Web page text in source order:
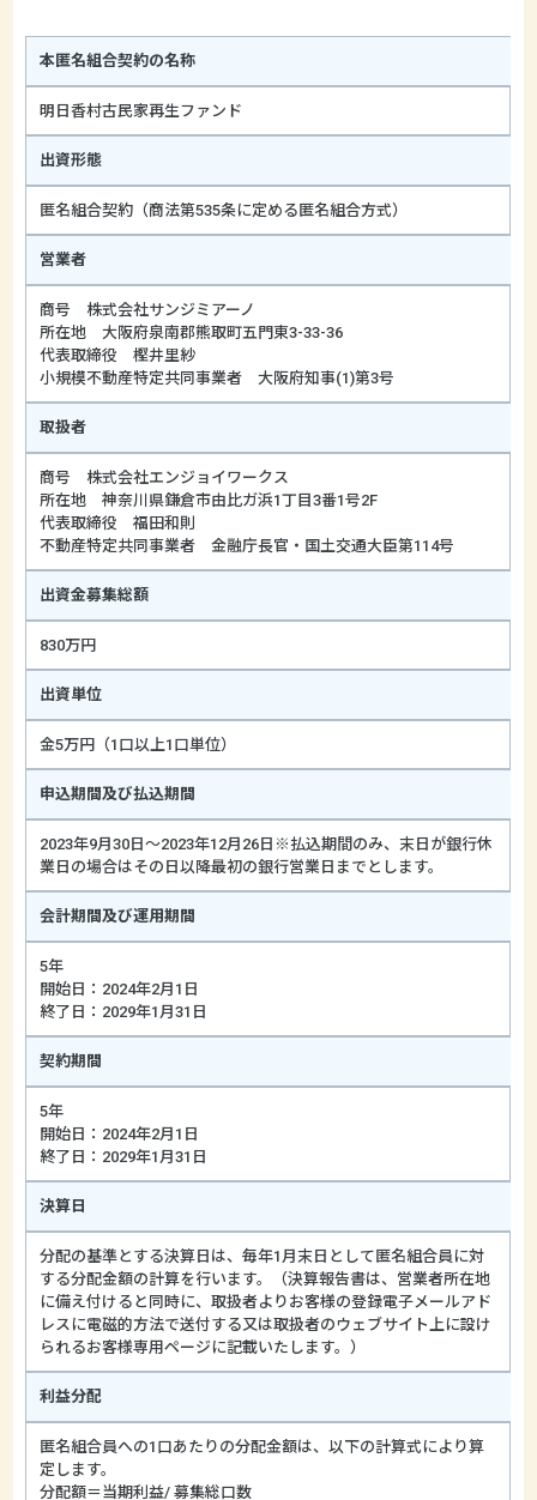
本匿名組合契約の名称
明日香村古民家再生ファンド
出資形態
匿名組合契約（商法第535条に定める匿名組合方式）
営業者
商号 株式会社サンジミアーノ
所在地 大阪府泉南郡熊取町五門東3-33-36
代表取締役 樫井里紗
小規模不動産特定共同事業者 大阪府知事(1)第3号
取扱者
商号 株式会社エンジョイワークス
所在地 神奈川県鎌倉市由比ガ浜1丁目3番1号2F
代表取締役 福田和則
不動産特定共同事業者 金融庁長官・国土交通大臣第114号
出資金募集総額
830万円
出資単位
金5万円（1口以上1口単位）
申込期間及び払込期間
2023年9月30日～2023年12月26日※払込期間のみ、末日が銀行休
業日の場合はその日以降最初の銀行営業日までとします。
会計期間及び運用期間
5年
開始日：2024年2月1日
終了日：2029年1月31日
契約期間
5年
開始日：2024年2月1日
終了日：2029年1月31日
決算日
分配の基準とする決算日は、毎年1月末日として匿名組合員に対
する分配金額の計算を行います。（決算報告書は、営業者所在地
に備え付けると同時に、取扱者よりお客様の登録電子メールアド
レスに電磁的方法で送付する又は取扱者のウェブサイト上に設け
られるお客様専用ページに記載いたします。）
利益分配
匿名組合員への1口あたりの分配金額は、以下の計算式により算
定します。
分配額＝当期利益/ 募集総口数